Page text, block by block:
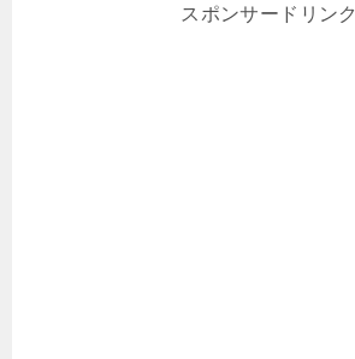
スポンサードリンク